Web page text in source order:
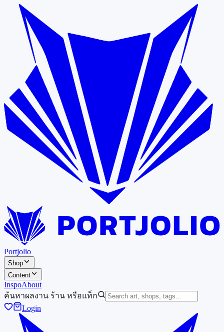
Portjolio
Shop
Content
InspoAbout
ค้นหาผลงาน ร้าน หรือแท็ก
Login